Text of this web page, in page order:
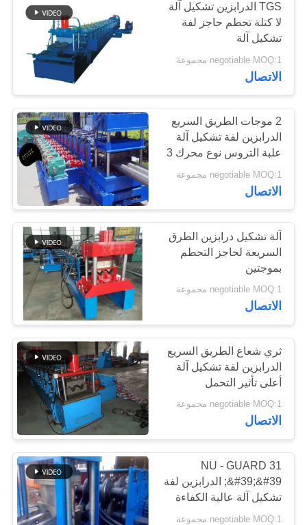
TGS الدرابزين تشكيل آلة
لا كتلة تحطم حاجز لفة
تشكيل آلة
negotiable MOQ:1 مجموعة
الاتصال
2 موجات الطريق السريع
الدرابزين لفة تشكيل آلة
علبة التروس نوع محرك 3
مراحل
negotiable MOQ:1 مجموعة
الاتصال
آلة تشكيل درابزين الطرق
السريعة لحاجز التحطم
بموجتين
negotiable MOQ:1 مجموعة
الاتصال
ثري شعاع الطريق السريع
الدرابزين لفة تشكيل آلة
أعلى تأثير التحمل
negotiable MOQ:1 مجموعة
الاتصال
NU - GUARD 31
&#39;&#39; الدرابزين لفة
تشكيل آلة عالية الكفاءة
10- 15m / Min
negotiable MOQ:1 مجموعة